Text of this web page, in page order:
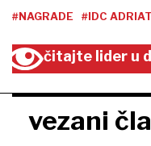
#NAGRADE #IDC
čitajte lider u
vezani